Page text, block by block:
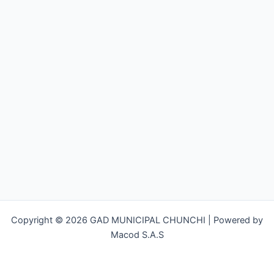
Copyright © 2026 GAD MUNICIPAL CHUNCHI | Powered by
Macod S.A.S